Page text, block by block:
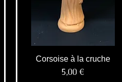
Corsoise à la cruche
Prix
5,00 €